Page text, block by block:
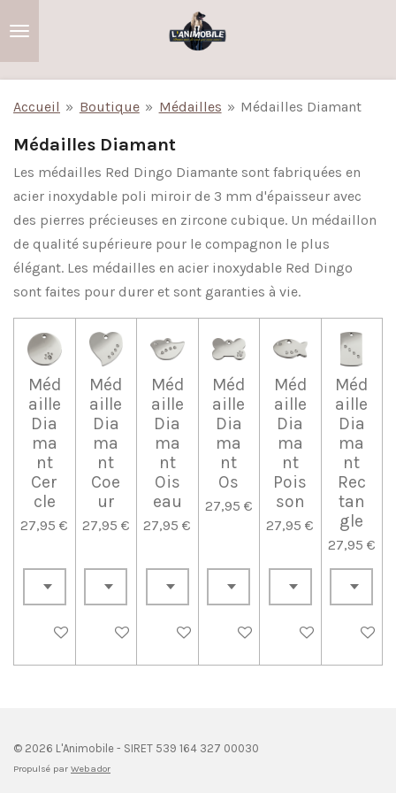
Accueil » Boutique » Médailles » Médailles Diamant
Médailles Diamant
Les médailles Red Dingo Diamante sont fabriquées en
acier inoxydable poli miroir de 3 mm d'épaisseur avec
des pierres précieuses en zircone cubique. Un médaillon
de qualité supérieure pour le compagnon le plus
élégant. Les médailles en acier inoxydable Red Dingo
sont faites pour durer et sont garanties à vie.
Méd
aille
Dia
ma
nt
Cer
cle
27,95 €
Voir les détails
Méd
aille
Dia
ma
nt
Coe
ur
27,95 €
Voir les détails
Méd
aille
Dia
ma
nt
Ois
eau
27,95 €
Voir les détails
Méd
aille
Dia
ma
nt
Os
27,95 €
Voir les détails
Méd
aille
Dia
ma
nt
Pois
son
27,95 €
Voir les détails
Méd
aille
Dia
ma
nt
Rec
tan
gle
27,95 €
Voir les
© 2026 L'Animobile - SIRET 539 164 327 00030
Propulsé par Webador